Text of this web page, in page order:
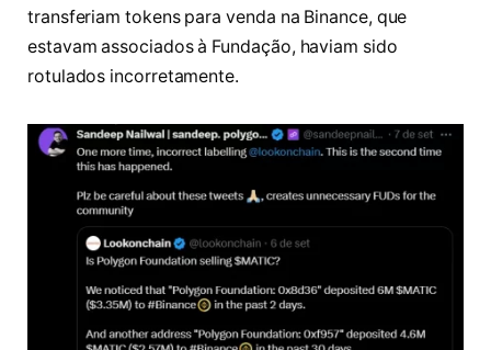
transferiam tokens para venda na Binance, que
estavam associados à Fundação, haviam sido
rotulados incorretamente.